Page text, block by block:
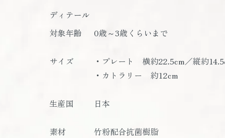
ディテール
対象年齢
0歳～3歳くらいまで
サイズ
・プレート 横約22.5cm／縦約
・カトラリー 約12cm
生産国 日本
素材 竹粉配合抗菌樹脂